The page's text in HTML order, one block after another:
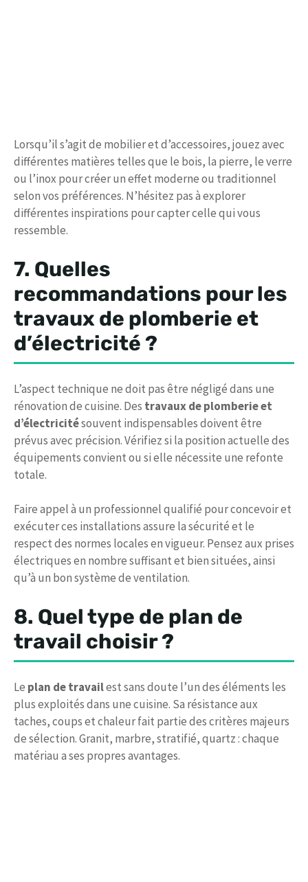
Lorsqu’il s’agit de mobilier et d’accessoires, jouez avec
différentes matières telles que le bois, la pierre, le verre
ou l’inox pour créer un effet moderne ou traditionnel
selon vos préférences. N’hésitez pas à explorer
différentes inspirations pour capter celle qui vous
ressemble.
7. Quelles
recommandations pour les
travaux de plomberie et
d’électricité ?
L’aspect technique ne doit pas être négligé dans une
rénovation de cuisine. Des travaux de plomberie et
d’électricitésouvent indispensables doivent être
prévus avec précision. Vérifiez si la position actuelle des
équipements convient ou si elle nécessite une refonte
totale.
Faire appel à un professionnel qualifié pour concevoir et
exécuter ces installations assure la sécurité et le
respect des normes locales en vigueur. Pensez aux prises
électriques en nombre suffisant et bien situées, ainsi
qu’à un bon système de ventilation.
8. Quel type de plan de
travail choisir ?
Le plan de travailest sans doute l’un des éléments les
plus exploités dans une cuisine. Sa résistance aux
taches, coups et chaleur fait partie des critères majeurs
de sélection. Granit, marbre, stratifié, quartz : chaque
matériau a ses propres avantages.